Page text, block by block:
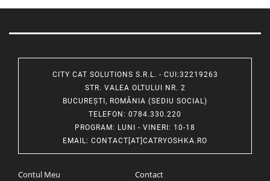
CITY CAT SOLUTIONS S.R.L. - CUI:32219263
STR. VALEA OLTULUI NR. 2
BUCUREȘTI, ROMÂNIA (SEDIU SOCIAL)
TELEFON : 0784.330.220
PROGRAM: LUNI - VINERI: 10-18
EMAIL : CONTACT[AT]CATRYOSHKA.RO
Contul Meu
Contact